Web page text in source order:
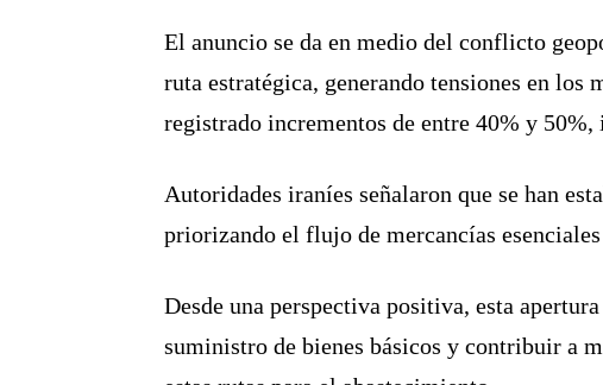
El anuncio se da en medio del conflicto
ruta estratégica, generando tensiones en los
registrado incrementos de entre 40% y
Autoridades iraníes señalaron que se han
priorizando el flujo de mercancías
Desde una perspectiva positiva, esta
suministro de bienes básicos y contribuir a